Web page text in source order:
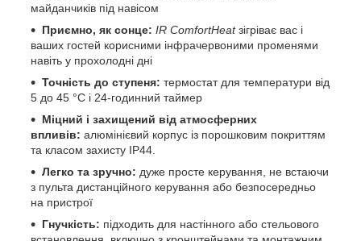
майданчиків під навісом
Приємно, як сонце: IR ComfortHeatзігріває вас і
ваших гостей корисними інфрачервоними променями
навіть у прохолодні дні
Точність до ступеня: термостат для температури від
5 до 45 °C і 24-годинний таймер
Міцний і захищений від атмосферних
впливів: алюмінієвий корпус із порошковим покриттям
та класом захисту IP44.
Легко та зручно: дуже просте керування, не встаючи
з пульта дистанційного керування або безпосередньо
на пристрої
Гнучкість: підходить для настінного або стельового